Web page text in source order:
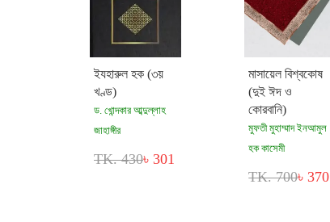
ইযহারুল হক (৩য়
খণ্ড)
ড. খোন্দকার আব্দুল্লাহ
জাহাঙ্গীর
TK. 430৳ 301
মাসায়েল বিশ্বকোষ
(দুই ঈদ ও
কোরবানি)
মুফতী মুহাম্মাদ ইনআমুল
হক কাসেমী
TK. 700৳ 370